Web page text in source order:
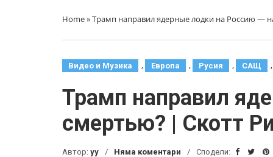
Home»Трамп направил ядерные лодки на Россию —
Видео и Музика , Европа , Русия , САЩ ,
Трамп направил
смертью? | Скотт
Автор: yy Няма коментари Сподели: